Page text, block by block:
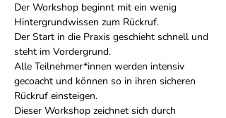
Der Workshop beginnt mit ein wenig
Hintergrundwissen zum Rückruf.
Der Start in die Praxis geschieht schnell und
steht im Vordergrund.
Alle Teilnehmer*innen werden intensiv
gecoacht und können so in ihren sicheren
Rückruf einsteigen.
Dieser Workshop zeichnet sich durch